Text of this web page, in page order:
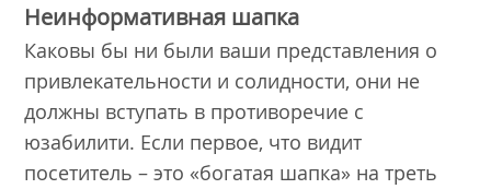
Неинформативная шапка
Каковы бы ни были ваши представления о
привлекательности и солидности, они не
должны вступать в противоречие с
юзабилити. Если первое, что видит
посетитель – это «богатая шапка» на треть